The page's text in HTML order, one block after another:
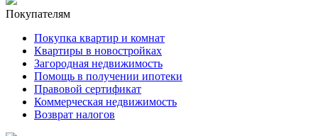
Покупателям
Покупка квартир и комнат
Квартиры в новостройках
Загородная недвижимость
Помощь в получении ипотеки
Правовой сертификат
Коммерческая недвижимость
Возврат налогов